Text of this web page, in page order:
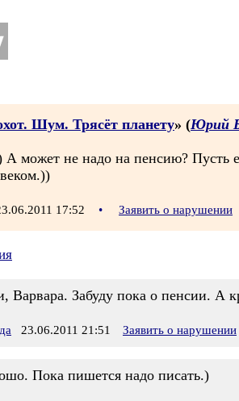
Шум. Трясёт планету» (Юрий
А может не надо на пенсию? Пусть
17:52 • Заявить о нарушении
Варвара. Забуду пока о пенсии. А
23.06.2011 21:51 Заявить о нарушении
Пока пишется надо писать.)